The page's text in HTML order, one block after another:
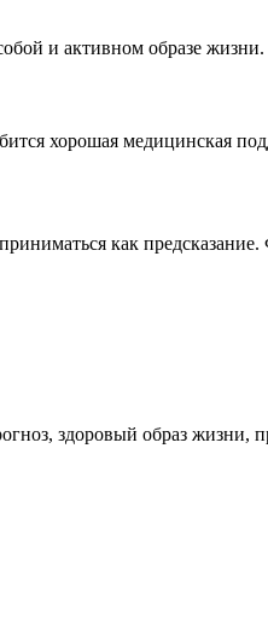
и активном образе жизни.
хорошая медицинская
как
здоровый образ жизни,